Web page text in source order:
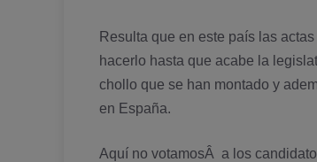
Resulta que en este paí­s las
hacerlo hasta que acabe la
chollo que se han montado y
en España.
Aquí­ no votamosÂ a los